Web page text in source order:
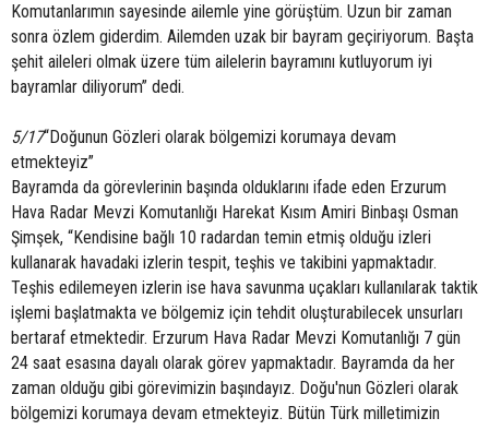
Komutanlarımın sayesinde ailemle yine görüştüm. Uzun bir zaman
sonra özlem giderdim. Ailemden uzak bir bayram geçiriyorum. Başta
şehit aileleri olmak üzere tüm ailelerin bayramını kutluyorum iyi
bayramlar diliyorum” dedi.
5/17“Doğunun Gözleri olarak bölgemizi korumaya devam
etmekteyiz”
Bayramda da görevlerinin başında olduklarını ifade eden Erzurum
Hava Radar Mevzi Komutanlığı Harekat Kısım Amiri Binbaşı Osman
Şimşek, “Kendisine bağlı 10 radardan temin etmiş olduğu izleri
kullanarak havadaki izlerin tespit, teşhis ve takibini yapmaktadır.
Teşhis edilemeyen izlerin ise hava savunma uçakları kullanılarak taktik
işlemi başlatmakta ve bölgemiz için tehdit oluşturabilecek unsurları
bertaraf etmektedir. Erzurum Hava Radar Mevzi Komutanlığı 7 gün
24 saat esasına dayalı olarak görev yapmaktadır. Bayramda da her
zaman olduğu gibi görevimizin başındayız. Doğu'nun Gözleri olarak
bölgemizi korumaya devam etmekteyiz. Bütün Türk milletimizin